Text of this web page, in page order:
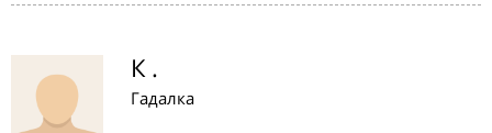
К .
Гадалка